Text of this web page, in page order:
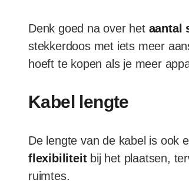
Denk goed na over het aantal
stekkerdoos met iets meer
hoeft te kopen als je meer
Kabel lengte
De lengte van de kabel is ook
flexibiliteitbij het plaatsen,
ruimtes.